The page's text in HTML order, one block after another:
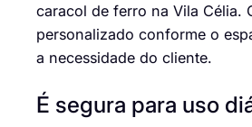
caracol de ferro na Vila Célia.
personalizado conforme o
a necessidade do cliente.
É segura para uso